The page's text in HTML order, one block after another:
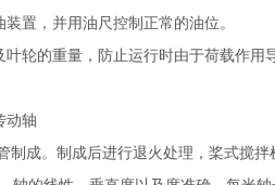
置，并用油尺控制正常的油位。
叶轮的重量，防止运行时由于荷载作
动轴
制成。制成后进行退火处理，桨式搅